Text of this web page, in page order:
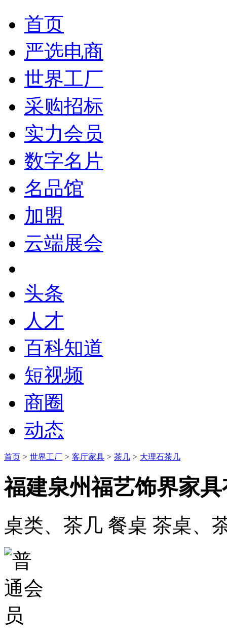
首页
严选电商
世界工厂
采购招标
实力会员
数字名片
名品馆
加盟
云端展会
头条
人才
百科知道
短视频
商圈
动态
首页 > 世界工厂 > 客厅家具 > 茶几 > 大理石茶几
福建泉州福艺饰界家
桌类、茶几 餐桌 茶桌、